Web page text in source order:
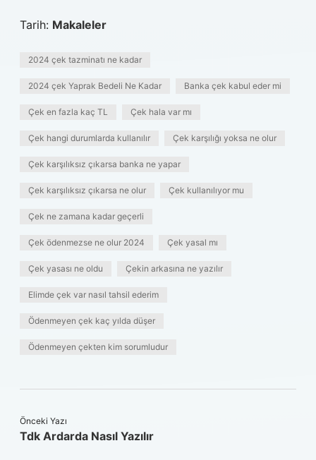
Tarih: Makaleler
2024 çek tazminatı ne kadar
2024 çek Yaprak Bedeli Ne Kadar Banka çek kabul eder mi
Çek en fazla kaç TL Çek hala var mı
Çek hangi durumlarda kullanılır Çek karşılığı yoksa ne olur
Çek karşılıksız çıkarsa banka ne yapar
Çek karşılıksız çıkarsa ne olur Çek kullanılıyor mu
Çek ne zamana kadar geçerli
Çek ödenmezse ne olur 2024 Çek yasal mı
Çek yasası ne oldu Çekin arkasına ne yazılır
Elimde çek var nasıl tahsil ederim
Ödenmeyen çek kaç yılda düşer
Ödenmeyen çekten kim sorumludur
Önceki Yazı
Tdk Ardarda Nasıl Yazılır